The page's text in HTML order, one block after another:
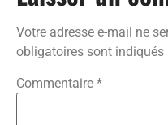
Votre adresse e-mail ne
obligatoires sont indiqués
Commentaire *